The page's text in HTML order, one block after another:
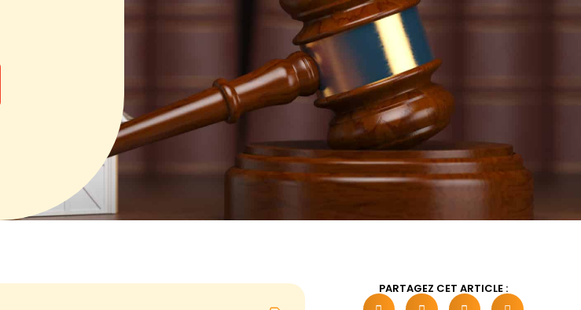
PARTAGEZ CET ARTICLE :